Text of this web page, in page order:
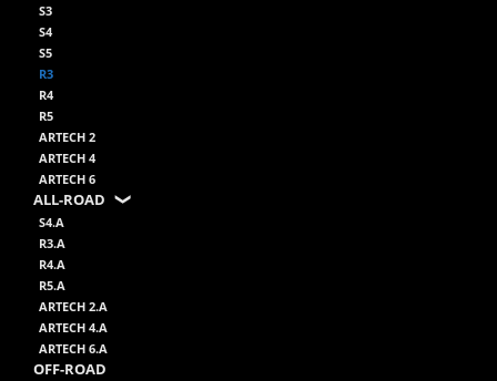
S3
S4
S5
R3
R4
R5
ARTECH 2
ARTECH 4
ARTECH 6
ALL-ROAD
S4.A
R3.A
R4.A
R5.A
ARTECH 2.A
ARTECH 4.A
ARTECH 6.A
OFF-ROAD